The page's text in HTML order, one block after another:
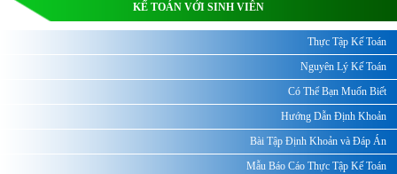
KẾ TOÁN VỚI SINH VIÊN
Thực Tập Kế Toán
Nguyên Lý Kế Toán
Có Thể Bạn Muốn Biết
Hướng Dẫn Định Khoản
Bài Tập Định Khoản và Đáp Án
Mẫu Báo Cáo Thực Tập Kế Toán